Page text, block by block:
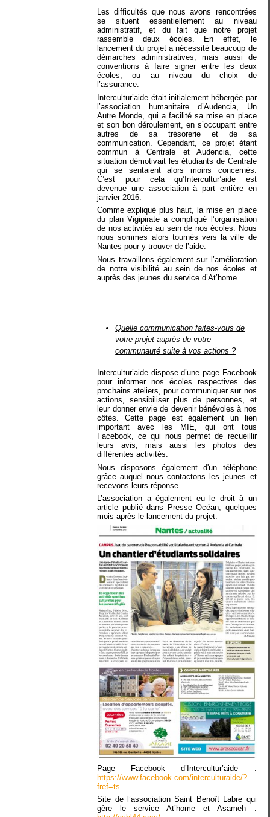
Les difficultés que nous avons rencontrées
se situent essentiellement au niveau
administratif, et du fait que notre projet
rassemble deux écoles. En effet, le
lancement du projet a nécessité beaucoup de
démarches administratives, mais aussi de
conventions à faire signer entre les deux
écoles, ou au niveau du choix de
l’assurance.
Intercultur’aide était initialement hébergée par
l’association humanitaire d’Audencia, Un
Autre Monde, qui a facilité sa mise en place
et son bon déroulement, en s’occupant entre
autres de sa trésorerie et de sa
communication. Cependant, ce projet étant
commun à Centrale et Audencia, cette
situation démotivait les étudiants de Centrale
qui se sentaient alors moins concernés.
C’est pour cela qu’Intercultur’aide est
devenue une association à part entière en
janvier 2016.
Comme expliqué plus haut, la mise en place
du plan Vigipirate a compliqué l’organisation
de nos activités au sein de nos écoles. Nous
nous sommes alors tournés vers la ville de
Nantes pour y trouver de l’aide.
Nous travaillons également sur l’amélioration
de notre visibilité au sein de nos écoles et
auprès des jeunes du service d’At’home.
Quelle communication faites-vous de
votre projet auprès de votre
communauté suite à vos actions ?
Intercultur’aide dispose d’une page Facebook
pour informer nos écoles respectives des
prochains ateliers, pour communiquer sur nos
actions, sensibiliser plus de personnes, et
leur donner envie de devenir bénévoles à nos
côtés. Cette page est également un lien
important avec les MIE, qui ont tous
Facebook, ce qui nous permet de recueillir
leurs avis, mais aussi les photos des
différentes activités.
Nous disposons également d'un téléphone
grâce auquel nous contactons les jeunes et
recevons leurs réponse.
L’association a également eu le droit à un
article publié dans Presse Océan, quelques
mois après le lancement du projet.
Page Facebook d’Intercultur’aide :
https://www.facebook.com/interculturaide/?
fref=ts
Site de l’association Saint Benoît Labre qui
gère le service At’home et Asameh :